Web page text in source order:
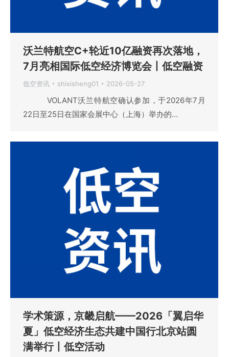
沃兰特航空C+轮近10亿融资再次落地，
7月亮相国际低空经济博览会丨低空融资
低空资讯 shixisheng01 2026-05-27
VOLANT沃兰特航空确认参加，于2026年7月
22日至25日在国家会展中心（上海）举办的…
学术策源，京畿启航——2026「翼启华
夏」低空经济生态共建中国行北京站圆
满举行丨低空活动